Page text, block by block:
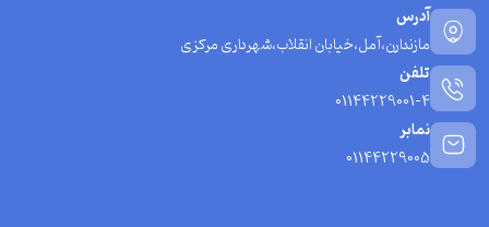
آدرس
مازندارن،آمل،خیابان انقلاب،شهرداری مرکزی
تلفن
01144229001-4
نمابر
01144229005